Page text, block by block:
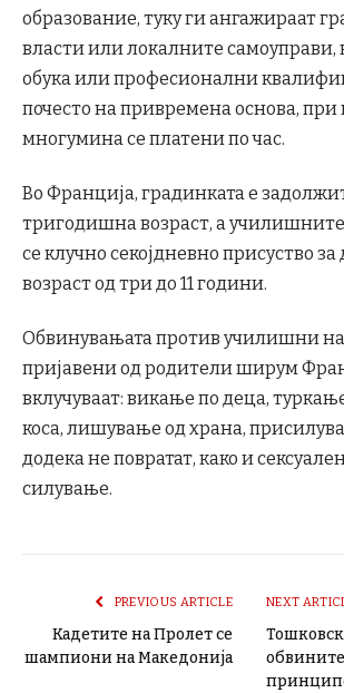
образование, туку ги ангажираат
власти или локалните самоуправи,
обука или професионални
почесто на привремена основа, при
многумина се платени по час.
Во Франција, градинката е
тригодишна возраст, а
се клучно секојдневно присуство за
возраст од три до 11 години.
Обвинувањата против училишни
пријавени од родители ширум
вклучуваат: викање по деца,
коса, лишување од храна,
додека не повратат, како и
силување.
PREVIOUS ARTICLE
Кадетите на Пролет се
шампиони на Македонија
NEXT